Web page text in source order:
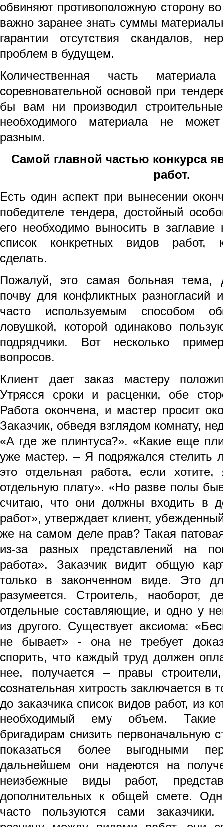
обвиняют противоположную сторону
важно заранее знать суммы
гарантии отсутствия скандалов,
проблем в будущем.
Количественная часть
соревновательной основой при
бы вам ни производил
необходимого материала не
разным.
Самой главной частью конкурса
работ.
Есть один аспект при вынесении
победителе тендера, достойный
его необходимо выносить в заглавие
список конкретных видов работ,
сделать.
Пожалуй, это самая больная тема,
почву для конфликтных разногласий
часто используемым способом
ловушкой, которой одинаково
подрядчики. Вот несколько
вопросов.
Клиент дает заказ мастеру
Утрясся сроки и расценки, обе
Работа окончена, и мастер просит
Заказчик, обведя взглядом комнату,
«А где же плинтуса?». «Какие еще
уже мастер. – Я подряжался стелить
это отдельная работа, если
отдельную плату». «Но разве полы
считаю, что они должны входить в
работ», утверждает клиент,
же на самом деле прав? Такая
из-за разных представлений на
работа». Заказчик видит общую
только в законченном виде. Это
разумеется. Строитель, наоборот,
отдельные составляющие, и одно у
из другого. Существует аксиома:
не бывает» - она не требует
спорить, что каждый труд должен
нее, получается – правы
сознательная хитрость заключается в
до заказчика список видов работ, из
необходимый ему объем.
бригадирам снизить первоначальную
показаться более выгодными
дальнейшем они надеются на
неизбежные виды работ,
дополнительных к общей смете.
часто пользуются сами